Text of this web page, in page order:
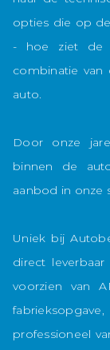
opties die op
- hoe ziet de
combinatie van
auto.
Door onze
binnen de
aanbod in onze
Uniek bij
direct
voorzien van
professioneel